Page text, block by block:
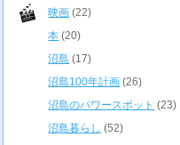
映画 (22)
本 (20)
沼島 (17)
沼島100年計画 (26)
沼島のパワースポット (23)
沼島暮らし (52)